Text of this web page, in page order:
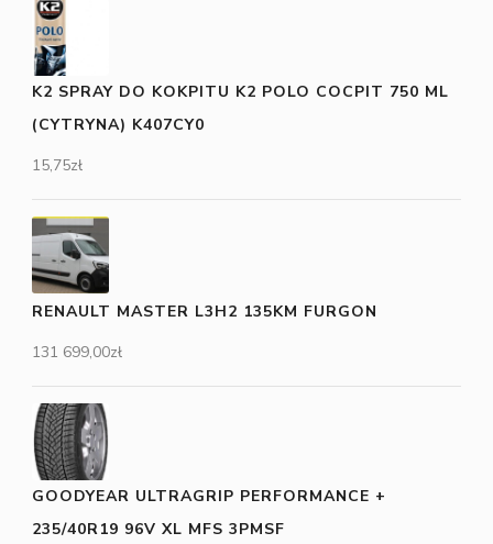
K2 SPRAY DO KOKPITU K2 POLO COCPIT 750 ML
(CYTRYNA) K407CY0
15,75zł
RENAULT MASTER L3H2 135KM FURGON
131 699,00zł
GOODYEAR ULTRAGRIP PERFORMANCE +
235/40R19 96V XL MFS 3PMSF